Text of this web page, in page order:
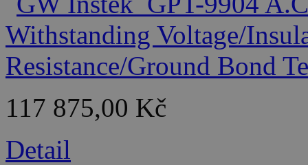
117 875,00 Kč
Detail